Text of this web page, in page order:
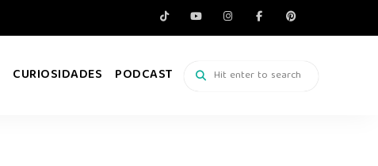
CURIOSIDADES PODCAST